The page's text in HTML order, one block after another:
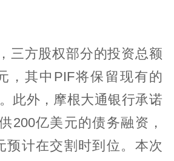
三方股权部分的投资总额
，其中PIF将保留现有的
此外，摩根大通银行承诺
200亿美元的债务融资，
预计在交割时到位。本次